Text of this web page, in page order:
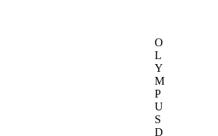
O
L
Y
M
P
U
S
D